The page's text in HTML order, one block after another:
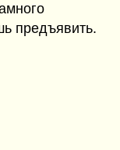
предъявить.